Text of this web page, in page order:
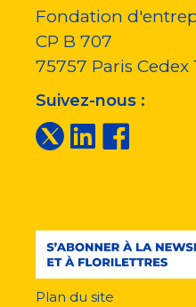
Fondation
CP B 707
75757 Paris Cedex
Suivez-nous :
Plan du site